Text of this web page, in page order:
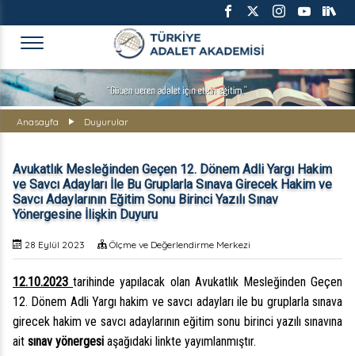
TÜRKİYE ADALET AKADEMİSİ
Anasayfa Duyurular
Avukatlık Mesleğinden Geçen 12. Dönem Adli Yargı Hakim
ve Savcı Adayları İle Bu Gruplarla Sınava Girecek Hakim ve
Savcı Adaylarının Eğitim Sonu Birinci Yazılı Sınav
Yönergesine İlişkin Duyuru
28 Eylül 2023 Ölçme ve Değerlendirme Merkezi
12.10.2023tarihinde yapılacak olan Avukatlık Mesleğinden Geçen
12. Dönem Adli Yargı hakim ve savcı adayları ile bu gruplarla sınava
girecek hakim ve savcı adaylarınıneğitim sonu birinci yazılı sınavına
ait sınav yönergesi aşağıdaki linkte yayımlanmıştır.